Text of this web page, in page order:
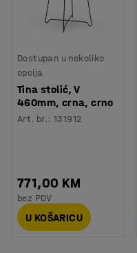
Podnožje naslonjača
Fotelja COMFY je
tkaninom i testirana je
Möbelfakta zahtjevima
označavanja
Specifikacija materijala
Gabriel - Breeze fusion
Izdržljivost : 100000
Potreban broj osoba
Procjena vremena
Težina
30 kg
Dolazi
Dostupan u nekoliko
opcija
Tina stolić, V
460mm, crna, crno
Art. br.:131912
771,00 KM
bez PDV
U KOŠARICU